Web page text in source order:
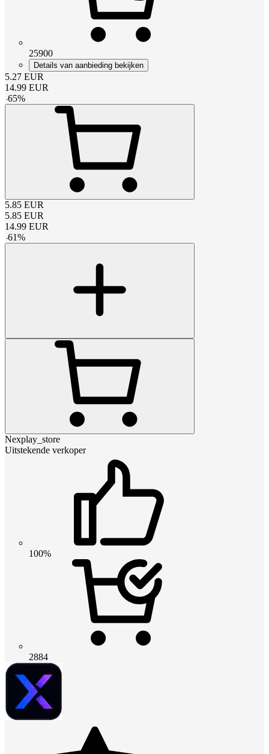
25900
Details van aanbieding bekijken
5.27 EUR
14.99 EUR
-65%
5.85 EUR
5.85 EUR
14.99 EUR
-61%
Nexplay_store
Uitstekende verkoper
100%
2884